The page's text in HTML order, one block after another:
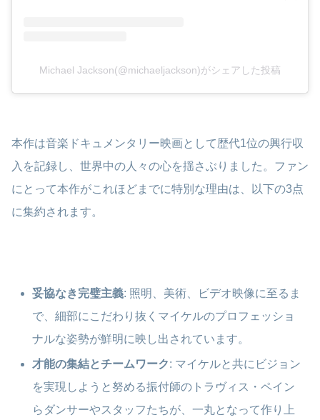
Michael Jackson(@michaeljackson)がシェアした投稿
本作は音楽ドキュメンタリー映画として歴代1位の興行収
入を記録し、世界中の人々の心を揺さぶりました。ファン
にとって本作がこれほどまでに特別な理由は、以下の3点
に集約されます。
妥協なき完璧主義: 照明、美術、ビデオ映像に至るま
で、細部にこだわり抜くマイケルのプロフェッショ
ナルな姿勢が鮮明に映し出されています。
才能の集結とチームワーク: マイケルと共にビジョン
を実現しようと努める振付師のトラヴィス・ペイン
らダンサーやスタッフたちが、一丸となって作り上